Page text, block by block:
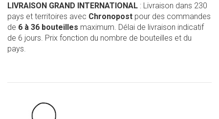
LIVRAISON GRAND INTERNATIONAL : Livraison dans 230
pays et territoires avec Chronopost pour des commandes
de 6 à 36 bouteilles maximum. Délai de livraison indicatif
de 6 jours. Prix fonction du nombre de bouteilles et du
pays.